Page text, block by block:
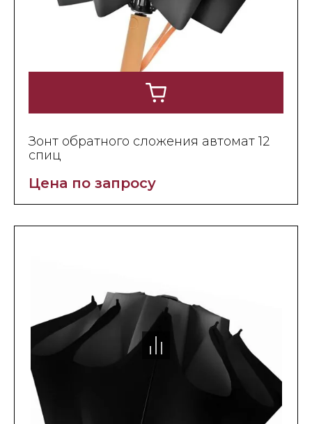
Зонт обратного сложения автомат 12
спиц
Цена по запросу